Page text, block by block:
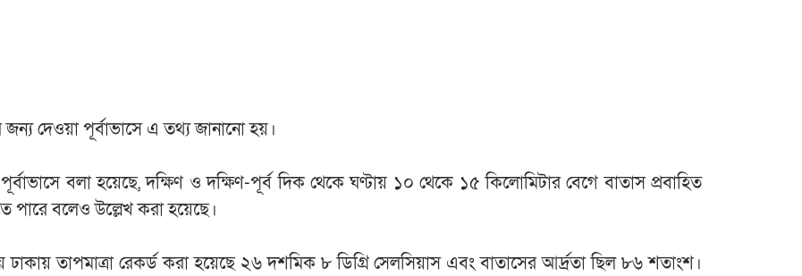
দেওয়া পূর্বাভাসে এ তথ্য জানানো হয়।
বলা হয়েছে, দক্ষিণ ও দক্ষিণ-পূর্ব দিক থেকে ঘণ্টায় ১০ থেকে ১৫ কিলোমিটার বেগে বাতাস প্রবাহিত
পারে বলেও উল্লেখ করা হয়েছে।
তাপমাত্রা রেকর্ড করা হয়েছে ২৬ দশমিক ৮ ডিগ্রি সেলসিয়াস এবং বাতাসের আর্দ্রতা ছিল ৮৬ শতাংশ।